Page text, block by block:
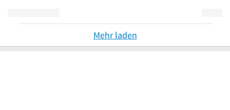
Mehr laden